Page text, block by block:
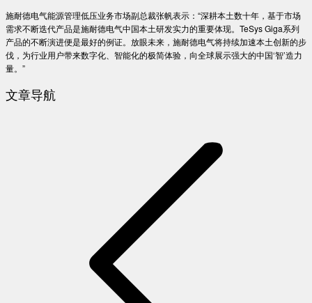
施耐德电气能源管理低压业务市场副总裁张帆表示：“深耕本土数十年，基于市场
需求不断迭代产品是施耐德电气中国本土研发实力的重要体现。TeSys Giga系列
产品的不断演进便是最好的例证。放眼未来，施耐德电气将持续加速本土创新的步
伐，为行业用户带来数字化、智能化的极简体验，向全球展示强大的中国‘智’造力
量。”
文章导航